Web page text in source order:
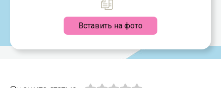
Вставить на фото